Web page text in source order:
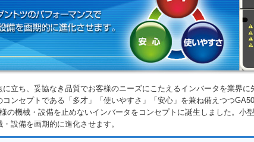
立ち、妥協なき品質でお客様のニーズにこたえるインバータを業界に
ンセプトである「多才」「使いやすさ」「安心」を兼ね備えつつ
の機械・設備を止めないインバータをコンセプトに誕生しました。小
設備を画期的に進化させます。